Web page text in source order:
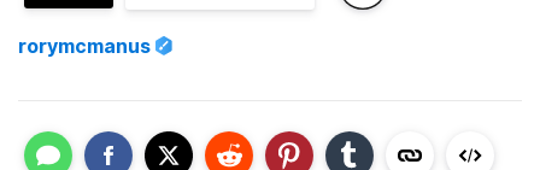
rorymcmanus